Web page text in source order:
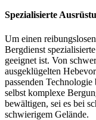
Spezialisierte
Um einen
Bergdienst
geeignet ist. Von
ausgeklügelten
passenden
selbst komplexe
bewältigen, sei es bei
schwierigem Gelände.